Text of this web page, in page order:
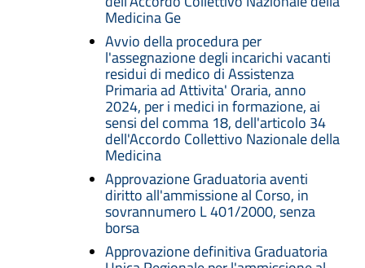
Medicina Ge
Avvio della procedura per
l'assegnazione degli incarichi vacanti
residui di medico di Assistenza
Primaria ad Attivita' Oraria, anno
2024, per i medici in formazione, ai
sensi del comma 18, dell'articolo 34
dell'Accordo Collettivo Nazionale della
Medicina
Approvazione Graduatoria aventi
diritto all'ammissione al Corso, in
sovrannumero L 401/2000, senza
borsa
Approvazione definitiva Graduatoria